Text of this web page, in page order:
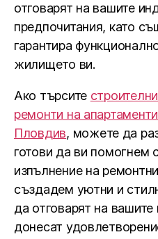
отговарят на вашите
предпочитания, като
гарантира
жилището ви.
Ако търсите
ремонти на
Пловдив, можете да
готови да ви помогнем
изпълнение на
създадем уютни и
да отговарят на вашите
донесат